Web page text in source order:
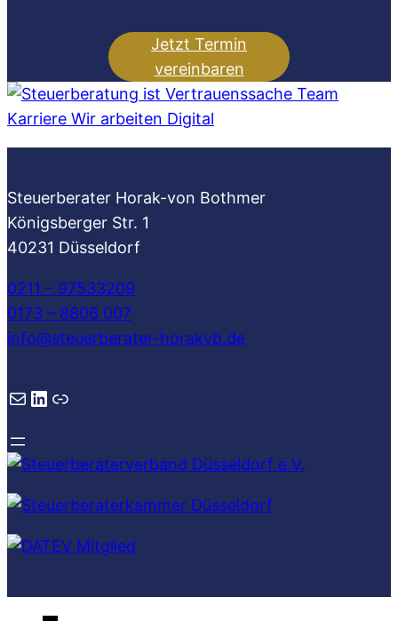
Jetzt Termin
vereinbaren
Steuerberater Horak-von Bothmer
Königsberger Str. 1
40231 Düsseldorf
0211 – 97533209
0173 – 8806 007
info@steuerberater-horakvb.de
E-Mail LinkedIn Link